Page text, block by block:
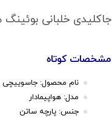
جاكليدی خلبانی بوئینگ
مشخصات کوتاه
نام محصول: جاسوییچی Boeing
مدل: هواپیمادار
جنس: پارچه ساتن